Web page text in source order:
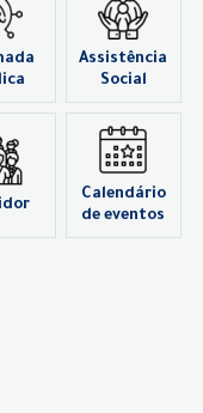
Assistência
Social
Calendário
de eventos